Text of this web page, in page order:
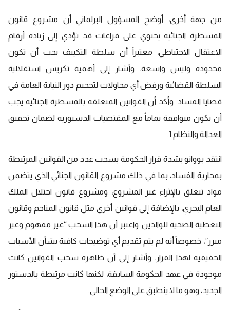
من جهة أخرى، أوضح المسؤول البرلماني أن مشروع قانون
المسطرة الجنائية يحتوي على فراغات قد تؤدي إلى زيادة أرقام
الاعتقال الاحتياطي، معتبراً أن سلطة التكييف يجب أن تكون
محدودة وليس واسعة. وأشار إلى أهمية تكريس استقلالية
السلطة القضائية ورفض أي محاولات لتحجيم دور النيابة العامة في
قضايا الفساد. وأكد أن القوانين المتعلقة بالمسطرة الجنائية يجب
أن تكون متوافقة تماماً مع المقتضيات الدستورية لضمان تحقيق
العدالة والنظام 1.
انتقد بووانو بشدة قرار الحكومة بسحب عدد من القوانين المرتبطة
بمحاربة الفساد، بما في ذلك مشروع القانون الجنائي الذي يتضمن
مواد تتعلق بالإثراء غير المشروع، ومشروع قانون احتلال الملك
العام البحري، بالإضافة إلى قوانين أخرى مثل قانون المناجم وقانون
التغطية الصحية للوالدين. واعتبر أن هذا السحب “غير مفهوم وغير
مبرر”، خصوصاً أنه لم يتم تقديم أي توضيحات كافية بشأن الأسباب
الحقيقية لهذا القرار. وأشار إلى أن ظاهرة سحب القوانين كانت
موجودة في عهد الحكومة السابقة، لكنها كانت مرتبطة بالدستور
الجديد، وهو ما لا ينطبق على الوضع الحالي.